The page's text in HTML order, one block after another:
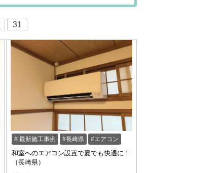
31
最新施工事例 長崎県 エアコン
和室へのエアコン設置で夏でも快適に！
（長崎県）